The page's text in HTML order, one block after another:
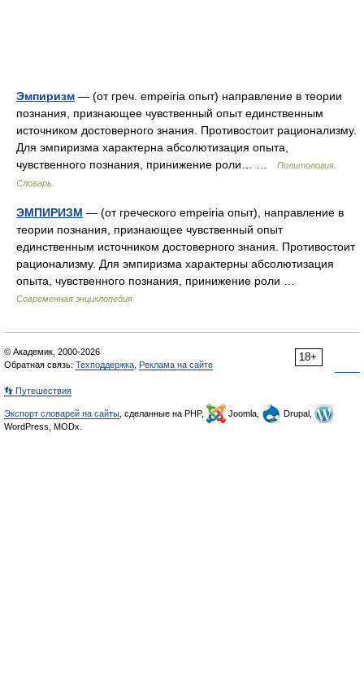
Эмпиризм — (от греч. empeiria опыт) направление в теории
познания, признающее чувственный опыт единственным
источником достоверного знания. Противостоит рационализму.
Для эмпиризма характерна абсолютизация опыта,
чувственного познания, принижение роли… …
Политология.
Словарь.
ЭМПИРИЗМ — (от греческого empeiria опыт), направление в
теории познания, признающее чувственный опыт
единственным источником достоверного знания. Противостоит
рационализму. Для эмпиризма характерны абсолютизация
опыта, чувственного познания, принижение роли …
Современная энциклопедия
18+
© Академик, 2000-2026
Обратная связь: Техподдержка Реклама на сайте
👣 Путешествия
Экспорт словарей на сайты , сделанные на PHP, Joomla,
Drupal,
WordPress, MODx.